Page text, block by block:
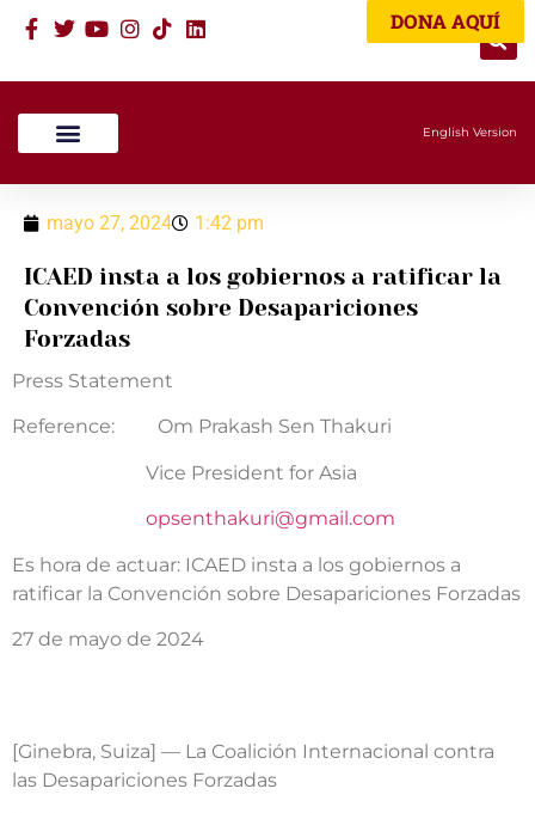
DONA AQUÍ
English Version
mayo 27, 2024 1:42 pm
ICAED insta a los gobiernos a ratificar la
Convención sobre Desapariciones
Forzadas
Press Statement
Reference: Om Prakash Sen Thakuri
Vice President for Asia
opsenthakuri@gmail.com
Es hora de actuar: ICAED insta a los gobiernos a
ratificar la Convención sobre Desapariciones Forzadas
27 de mayo de 2024
[Ginebra, Suiza] — La Coalición Internacional contra
las Desapariciones Forzadas